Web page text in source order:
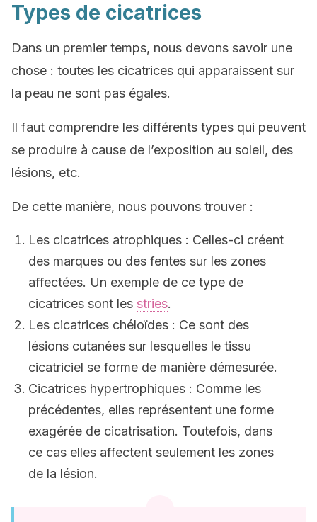
Types de cicatrices
Dans un premier temps, nous devons savoir une
chose : toutes les cicatrices qui apparaissent sur
la peau ne sont pas égales.
Il faut comprendre les différents types qui peuvent
se produire à cause de l’exposition au soleil, des
lésions, etc.
De cette manière, nous pouvons trouver :
Les cicatrices atrophiques : Celles-ci créent
des marques ou des fentes sur les zones
affectées. Un exemple de ce type de
cicatrices sont les stries.
Les cicatrices chéloïdes : Ce sont des
lésions cutanées sur lesquelles le tissu
cicatriciel se forme de manière démesurée.
Cicatrices hypertrophiques : Comme les
précédentes, elles représentent une forme
exagérée de cicatrisation. Toutefois, dans
ce cas elles affectent seulement les zones
de la lésion.